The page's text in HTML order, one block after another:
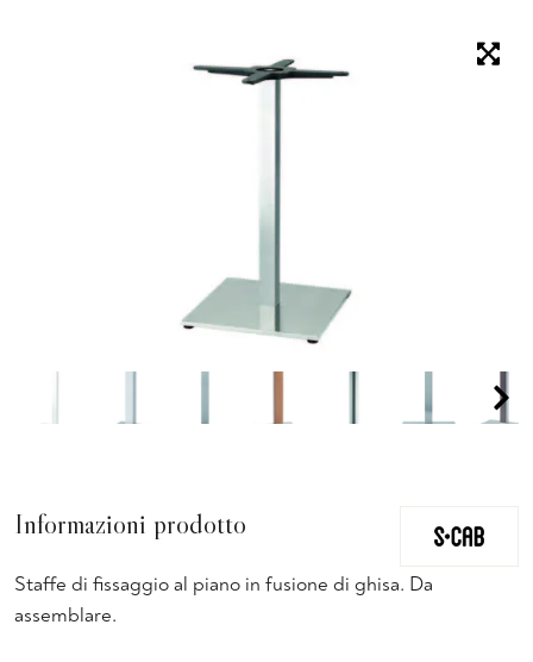
Informazioni prodotto
Staffe di fissaggio al piano in fusione di ghisa. Da
assemblare.